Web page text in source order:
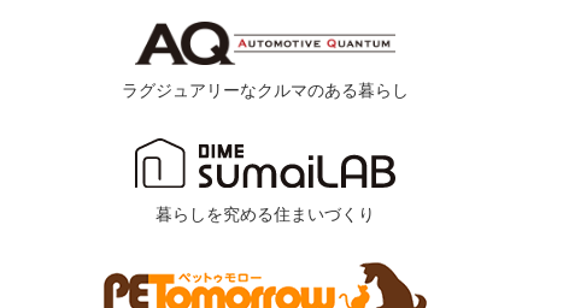
ラグジュアリーなクルマのある暮らし
暮らしを究める住まいづくり